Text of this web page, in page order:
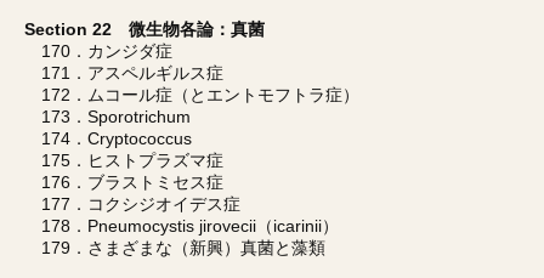
Section 22 微生物各論：真菌
170．カンジダ症
171．アスペルギルス症
172．ムコール症（とエントモフトラ症）
173．Sporotrichum
174．Cryptococcus
175．ヒストプラズマ症
176．ブラストミセス症
177．コクシジオイデス症
178．Pneumocystis jirovecii（icarinii）
179．さまざまな（新興）真菌と藻類